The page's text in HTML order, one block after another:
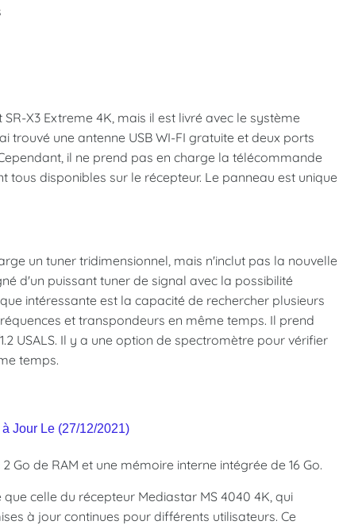
X3 Extreme 4K, mais il est livré avec le système
une antenne USB WI-FI gratuite et deux ports
il ne prend pas en charge la télécommande
tous disponibles sur le récepteur. Le panneau est unique
un tuner tridimensionnel, mais n'inclut pas la nouvelle
d'un puissant tuner de signal avec la possibilité
intéressante est la capacité de rechercher plusieurs
et transpondeurs en même temps. Il prend
USALS. Il y a une option de spectromètre pour vérifier
temps.
Jour Le (27/12/2021)
de RAM et une mémoire interne intégrée de 16 Go.
celle du récepteur Mediastar MS 4040 4K, qui
à jour continues pour différents utilisateurs. Ce